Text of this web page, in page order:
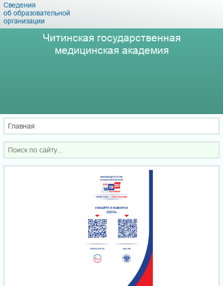
Сведения
об образовательной
организации
Читинская государственная
медицинская академия
Главная